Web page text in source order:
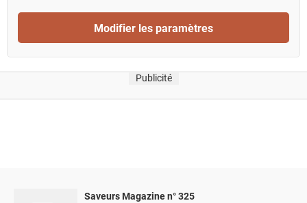
Modifier les paramètres
Publicité
Saveurs Magazine n° 325